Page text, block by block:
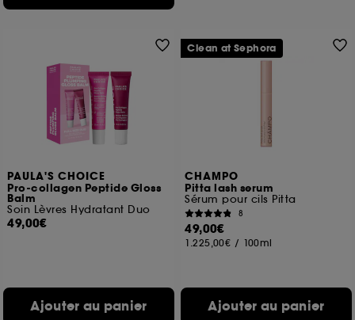
PAULA'S CHOICE
Pro-collagen Peptide Gloss
Balm
Soin Lèvres Hydratant Duo
49,00€
Ajouter au panier
CHAMPO
Pitta lash serum
Sérum pour cils Pitta
8
49,00€
1.225,00€ / 100ml
Ajouter au panier
Clean at Sephora